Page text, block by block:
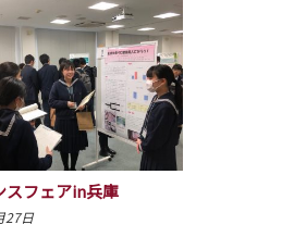
スフェアin兵庫
27日